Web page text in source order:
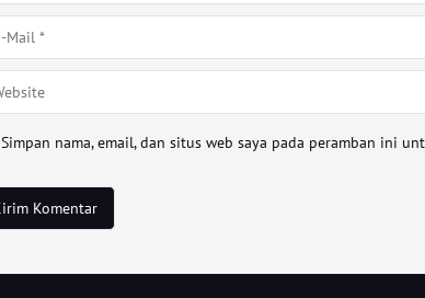
Simpan nama, email, dan situs web saya pada peramban ini